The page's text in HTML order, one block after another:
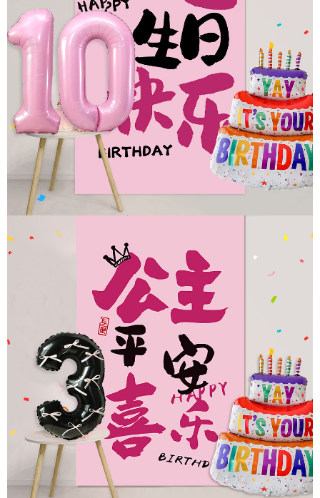
de un año, paquete de
decoración de tres años,
paquete de decoración de
cumpleaños de un año,
paquete de decoración de
cinco años, paquete de
decoración de cumpleaños de
seis años.el paquete de
decoración de cumpleaños
tiene 7 años, el paquete de
decoración de cumpleaños
tiene 8 años, el paquete de
decoración de cumpleaños
tiene 9 años, el paquete de
tiene 10 años, el paquete de
cumpleaños de la princesa de
un año tiene 1 año, el paquete
de cumpleaños de la princesa
de un año tiene 2 años, el
paquete de cumpleaños de la
princesa de un año tiene 3
años y el paquete de
cumpleaños del Duque de un
año tiene 4 años. Paquete de
cumpleaños de la princesa de
un año 5 años, paquete de
cumpleaños de la princesa de
un año 6 años, paquete de
cumpleaños de la princesa de
un año 7 años, paquete de
cumpleaños de la princesa de
un año 8 años, paquete de
cumpleaños de la princesa de
un año 9 años, paquete de
cumpleaños de la princesa de